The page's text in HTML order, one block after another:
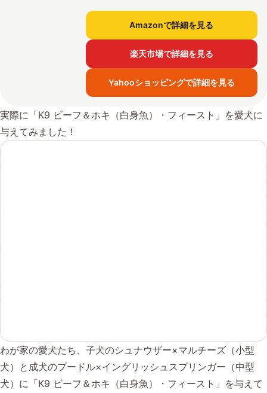
Amazonで詳細を見る
楽天市場で詳細を見る
Yahooショッピングで詳細を見る
実際に「K9 ビーフ＆ホキ（白身魚）・フィースト」を愛犬に
与えてみました！
わが家の愛犬たち、子犬のシュナウザー×マルチーズ（小型
犬）と成犬のプードル×イングリッシュスプリンガー（中型
犬）に「K9 ビーフ＆ホキ（白身魚）・フィースト」を与えて